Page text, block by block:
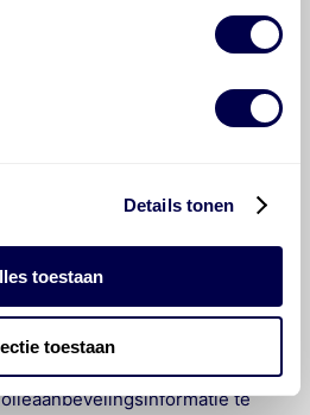
Details tonen
toestaan
toestaan
toestemming van Olyslager
alles in het werk is gesteld
deze gegevens zo accuraat
anders dan waartoe een
voor schade of verlies
of omissies in de verstrekte
te